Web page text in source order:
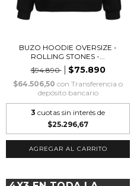
BUZO HOODIE OVERSIZE -
ROLLING STONES -...
$94.890
$75.890
$64.506,50 con Transferencia o
depósito bancario
3 cuotas sin interés de
$25.296,67
AGREGAR AL CARRITO